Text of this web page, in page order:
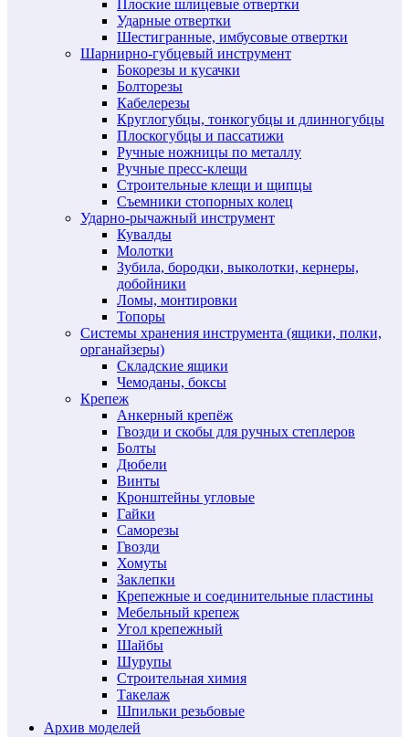
Плоские шлицевые отвертки
Ударные отвертки
Шестигранные, имбусовые отвертки
Шарнирно-губцевый инструмент
Бокорезы и кусачки
Болторезы
Кабелерезы
Круглогубцы, тонкогубцы и длинногубцы
Плоскогубцы и пассатижи
Ручные ножницы по металлу
Ручные пресс-клещи
Строительные клещи и щипцы
Съемники стопорных колец
Ударно-рычажный инструмент
Кувалды
Молотки
Зубила, бородки, выколотки, кернеры,
добойники
Ломы, монтировки
Топоры
Системы хранения инструмента (ящики, полки,
органайзеры)
Складские ящики
Чемоданы, боксы
Крепеж
Анкерный крепёж
Гвозди и скобы для ручных степлеров
Болты
Дюбели
Винты
Кронштейны угловые
Гайки
Саморезы
Гвозди
Хомуты
Заклепки
Крепежные и соединительные пластины
Мебельный крепеж
Угол крепежный
Шайбы
Шурупы
Строительная химия
Такелаж
Шпильки резьбовые
Архив моделей